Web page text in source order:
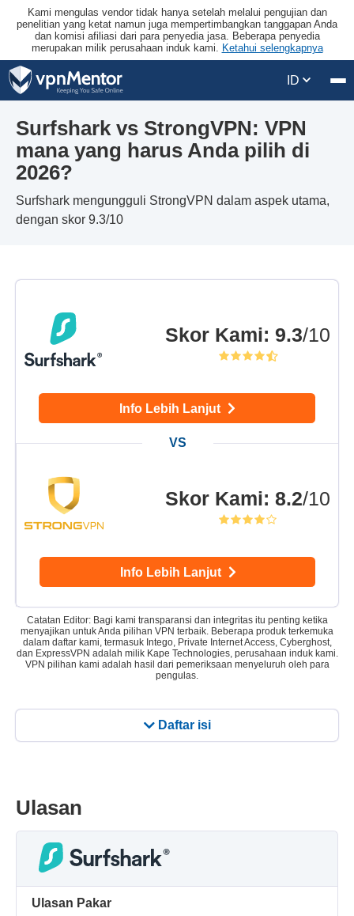
Kami mengulas vendor tidak hanya setelah melalui pengujian dan
penelitian yang ketat namun juga mempertimbangkan tanggapan Anda
dan komisi afiliasi dari para penyedia jasa. Beberapa penyedia
merupakan milik perusahaan induk kami. Ketahui selengkapnya
ID
Surfshark vs StrongVPN: VPN
mana yang harus Anda pilih di
2026?
Surfshark mengungguli StrongVPN dalam aspek utama,
dengan skor 9.3/10
Daftar isi
Skor Kami: 9.3/10
Info Lebih Lanjut
Skor Kami: 8.2/10
Info Lebih Lanjut
Catatan Editor: Bagi kami transparansi dan integritas itu penting ketika
menyajikan untuk Anda pilihan VPN terbaik. Beberapa produk terkemuka
dalam daftar kami, termasuk Intego, Private Internet Access, Cyberghost,
dan ExpressVPN adalah milik Kape Technologies, perusahaan induk kami.
VPN pilihan kami adalah hasil dari pemeriksaan menyeluruh oleh para
pengulas.
Ulasan
Ulasan Pakar